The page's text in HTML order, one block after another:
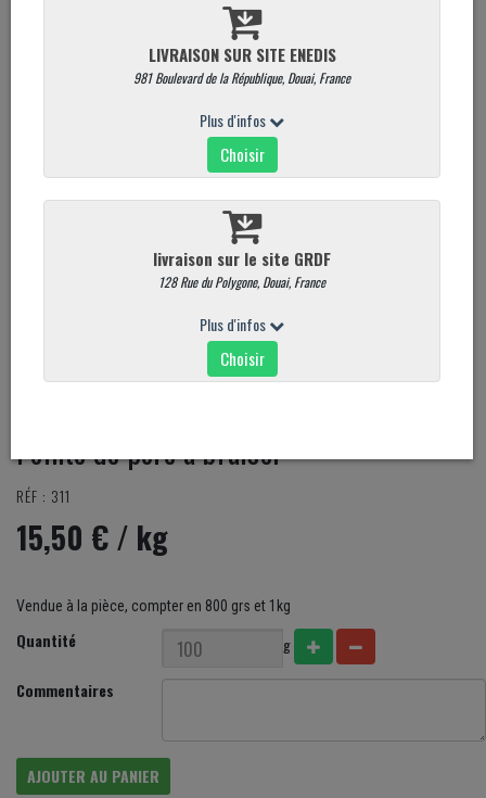
Pointe de porc à braiser
RÉF : 311
15,50 €/ kg
Vendue à la pièce, compter en 800 grs et 1kg
Quantité g
Commentaires
AJOUTER AU PANIER